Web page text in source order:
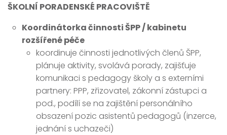
ŠKOLNÍ PORADENSKÉ PRACOVIŠTĚ
Koordinátorka činnosti ŠPP / kabinetu
rozšířené péče
koordinuje činnosti jednotlivých členů ŠPP,
plánuje aktivity, svolává porady, zajišťuje
komunikaci s pedagogy školy a s externími
partnery: PPP, zřizovatel, zákonní zástupci a
pod., podílí se na zajištění personálního
obsazení pozic asistentů pedagogů (inzerce,
jednání s uchazeči)